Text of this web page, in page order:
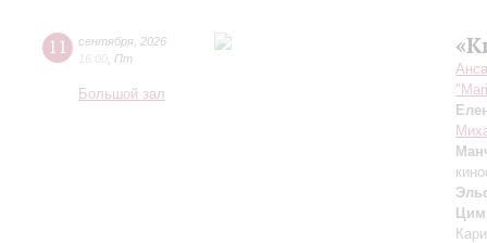
11 сентября 2026
16:00 Пт
Большой зал